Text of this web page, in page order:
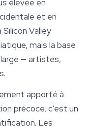
élevée en
et en
Valley
mais la base
— artistes,
apporté à
précoce, c'est un
Les